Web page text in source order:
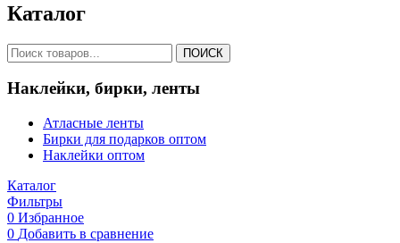
Каталог
ПОИСК
Наклейки, бирки, ленты
Атласные ленты
Бирки для подарков оптом
Наклейки оптом
Каталог
Фильтры
0 Избранное
0 Добавить в сравнение